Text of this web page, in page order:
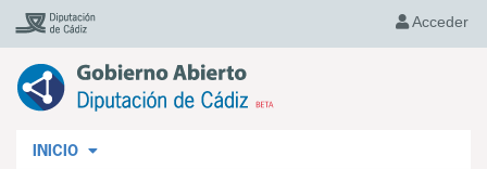
Acceder
INICIO